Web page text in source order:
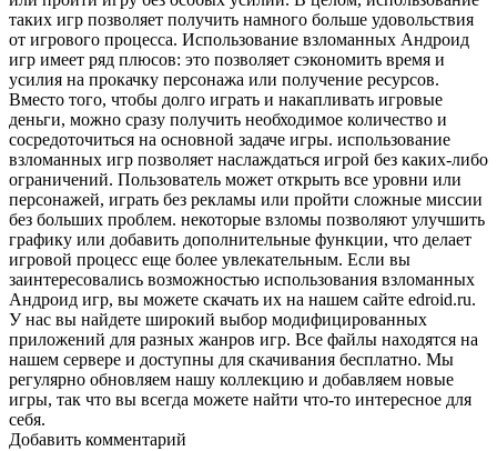
таких игр позволяет получить намного больше удовольствия
от игрового процесса. Использование взломанных Андроид
игр имеет ряд плюсов: это позволяет сэкономить время и
усилия на прокачку персонажа или получение ресурсов.
Вместо того, чтобы долго играть и накапливать игровые
деньги, можно сразу получить необходимое количество и
сосредоточиться на основной задаче игры. использование
взломанных игр позволяет наслаждаться игрой без каких-либо
ограничений. Пользователь может открыть все уровни или
персонажей, играть без рекламы или пройти сложные миссии
без больших проблем. некоторые взломы позволяют улучшить
графику или добавить дополнительные функции, что делает
игровой процесс еще более увлекательным. Если вы
заинтересовались возможностью использования взломанных
Андроид игр, вы можете скачать их на нашем сайте edroid.ru.
У нас вы найдете широкий выбор модифицированных
приложений для разных жанров игр. Все файлы находятся на
нашем сервере и доступны для скачивания бесплатно. Мы
регулярно обновляем нашу коллекцию и добавляем новые
игры, так что вы всегда можете найти что-то интересное для
себя.
Добавить комментарий